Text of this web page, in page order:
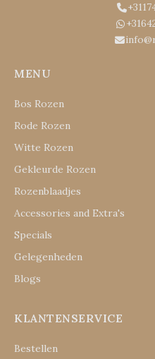
MENU
Bos Rozen
Rode Rozen
Witte Rozen
Gekleurde Rozen
Rozenblaadjes
Accessories and Extra's
Specials
Gelegenheden
Blogs
KLANTENSERVICE
Bestellen